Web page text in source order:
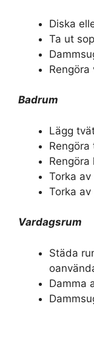
Diska
Ta ut
Badrum
Lägg
Torka av
Torka av
Vardagsrum
Städa
Damma